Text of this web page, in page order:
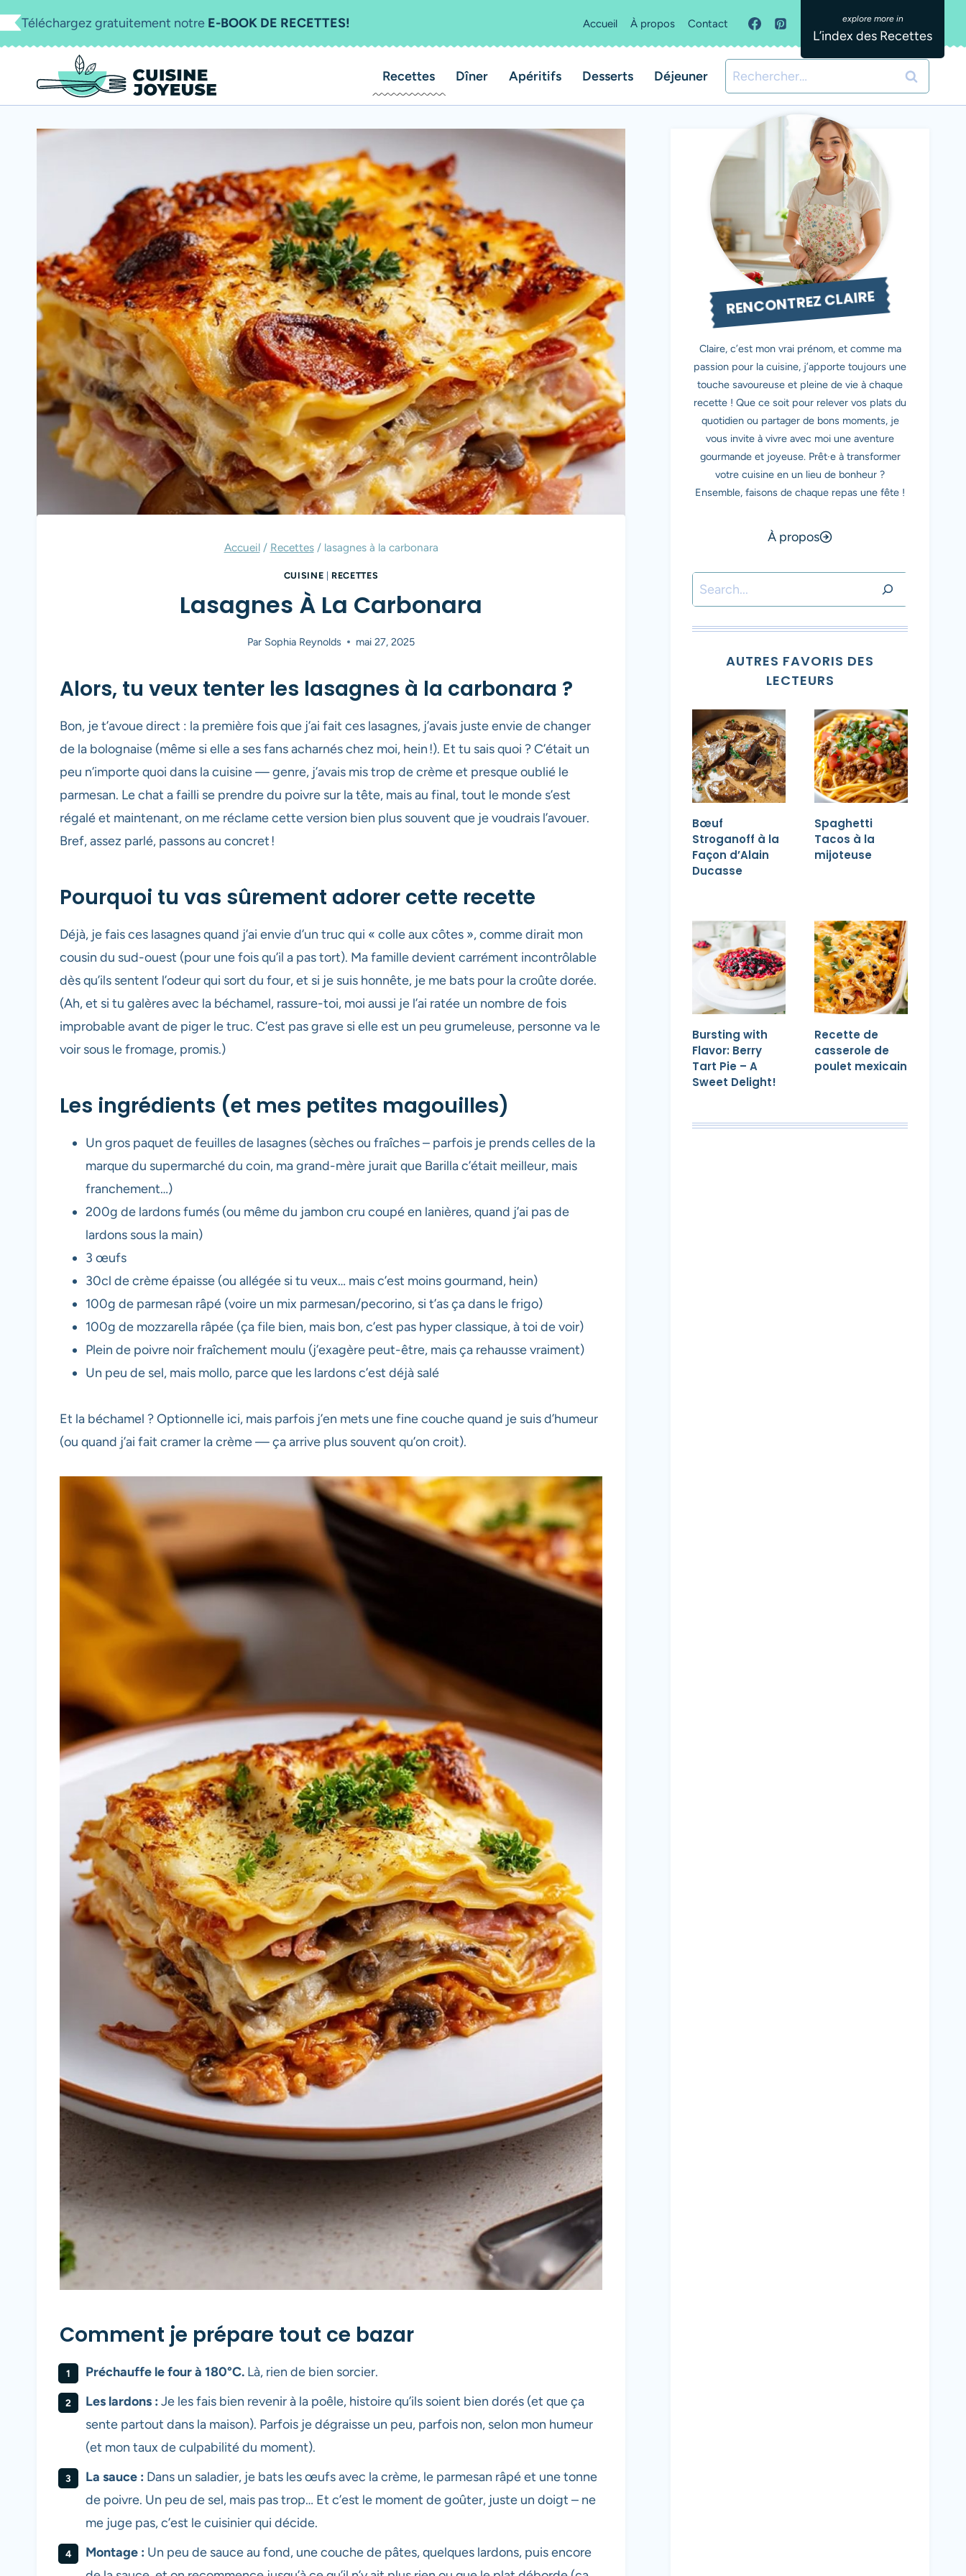
Aller
au
Téléchargez gratuitement notre E-BOOK DE RECETTES! Accueil À propos Contact
L’index des Recettes
Recettes Dîner Apéritifs Desserts Déjeuner Rechercher :
Accueil / Recettes / lasagnes à la carbonara
CUISINE RECETTES
Lasagnes À La Carbonara
Par Sophia Reynolds mai 27, 2025
Alors, tu veux tenter les lasagnes à la carbonara ?
Bon, je t’avoue direct : la première fois que j’ai fait ces lasagnes, j’avais juste envie de changer
de la bolognaise (même si elle a ses fans acharnés chez moi, hein !). Et tu sais quoi ? C’était un
peu n’importe quoi dans la cuisine — genre, j’avais mis trop de crème et presque oublié le
parmesan. Le chat a failli se prendre du poivre sur la tête, mais au final, tout le monde s’est
régalé et maintenant, on me réclame cette version bien plus souvent que je voudrais l’avouer.
Bref, assez parlé, passons au concret !
Pourquoi tu vas sûrement adorer cette recette
Déjà, je fais ces lasagnes quand j’ai envie d’un truc qui « colle aux côtes », comme dirait mon
cousin du sud-ouest (pour une fois qu’il a pas tort). Ma famille devient carrément incontrôlable
dès qu’ils sentent l’odeur qui sort du four, et si je suis honnête, je me bats pour la croûte dorée.
(Ah, et si tu galères avec la béchamel, rassure-toi, moi aussi je l’ai ratée un nombre de fois
improbable avant de piger le truc. C’est pas grave si elle est un peu grumeleuse, personne va le
voir sous le fromage, promis.)
Les ingrédients (et mes petites magouilles)
Un gros paquet de feuilles de lasagnes (sèches ou fraîches – parfois je prends celles de la
marque du supermarché du coin, ma grand-mère jurait que Barilla c’était meilleur, mais
franchement…)
200g de lardons fumés (ou même du jambon cru coupé en lanières, quand j’ai pas de
lardons sous la main)
3 œufs
30cl de crème épaisse (ou allégée si tu veux… mais c’est moins gourmand, hein)
100g de parmesan râpé (voire un mix parmesan/pecorino, si t’as ça dans le frigo)
100g de mozzarella râpée (ça file bien, mais bon, c’est pas hyper classique, à toi de voir)
Plein de poivre noir fraîchement moulu (j’exagère peut-être, mais ça rehausse vraiment)
Un peu de sel, mais mollo, parce que les lardons c’est déjà salé
Et la béchamel ? Optionnelle ici, mais parfois j’en mets une fine couche quand je suis d’humeur
(ou quand j’ai fait cramer la crème — ça arrive plus souvent qu’on croit).
Comment je prépare tout ce bazar
Préchauffe le four à 180°C. Là, rien de bien sorcier.
Les lardons : Je les fais bien revenir à la poêle, histoire qu’ils soient bien dorés (et que ça
sente partout dans la maison). Parfois je dégraisse un peu, parfois non, selon mon humeur
(et mon taux de culpabilité du moment).
La sauce : Dans un saladier, je bats les œufs avec la crème, le parmesan râpé et une tonne
de poivre. Un peu de sel, mais pas trop… Et c’est le moment de goûter, juste un doigt – ne
me juge pas, c’est le cuisinier qui décide.
Montage : Un peu de sauce au fond, une couche de pâtes, quelques lardons, puis encore
RENCONTREZ CLAIRE
Claire, c’est mon vrai prénom, et comme ma
passion pour la cuisine, j’apporte toujours une
touche savoureuse et pleine de vie à chaque
recette ! Que ce soit pour relever vos plats du
quotidien ou partager de bons moments, je
vous invite à vivre avec moi une aventure
gourmande et joyeuse. Prêt·e à transformer
votre cuisine en un lieu de bonheur ?
Ensemble, faisons de chaque repas une fête !
À propos
Rechercher
AUTRES FAVORIS DES
LECTEURS
Bœuf
Stroganoff à la
Façon d’Alain
Ducasse
Spaghetti
Tacos à la
mijoteuse
Bursting with
Flavor: Berry
Tart Pie – A
Sweet Delight!
Recette de
casserole de
poulet mexicain